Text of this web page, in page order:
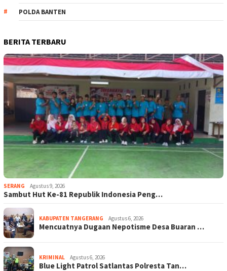
POLDA BANTEN
BERITA TERBARU
SERANG Agustus 9, 2026
Sambut Hut Ke-81 Republik Indonesia Peng…
KABUPATEN TANGERANG Agustus 6, 2026
Mencuatnya Dugaan Nepotisme Desa Buaran …
KRIMINAL Agustus 6, 2026
Blue Light Patrol Satlantas Polresta Tan…